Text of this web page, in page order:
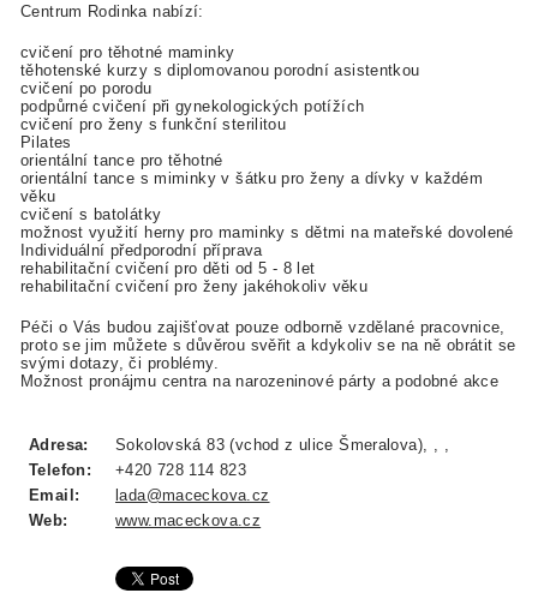
Centrum Rodinka nabízí:
cvičení pro těhotné maminky
těhotenské kurzy s diplomovanou porodní asistentkou
cvičení po porodu
podpůrné cvičení při gynekologických potížích
cvičení pro ženy s funkční sterilitou
Pilates
orientální tance pro těhotné
orientální tance s miminky v šátku pro ženy a dívky v každém
věku
cvičení s batolátky
možnost využití herny pro maminky s dětmi na mateřské dovolené
Individuální předporodní příprava
rehabilitační cvičení pro děti od 5 - 8 let
rehabilitační cvičení pro ženy jakéhokoliv věku
Péči o Vás budou zajišťovat pouze odborně vzdělané pracovnice,
proto se jim můžete s důvěrou svěřit a kdykoliv se na ně obrátit se
svými dotazy, či problémy.
Možnost pronájmu centra na narozeninové párty a podobné akce
Adresa:
Sokolovská 83 (vchod z ulice Šmeralova), , ,
Telefon:
+420 728 114 823
Email:
lada@maceckova.cz
Web:
www.maceckova.cz